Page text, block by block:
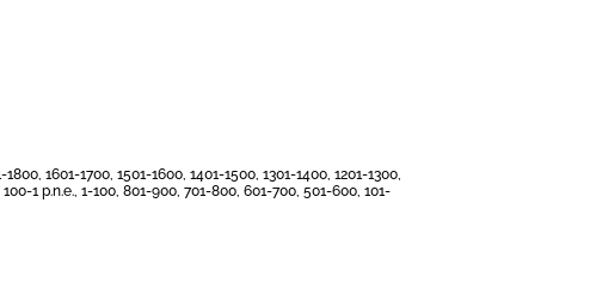
1601-1700, 1501-1600, 1401-1500, 1301-1400, 1201-1300,
1 p.n.e., 1-100, 801-900, 701-800, 601-700, 501-600, 101-